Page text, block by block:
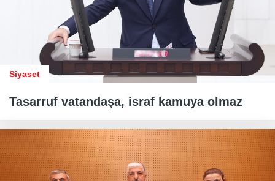
Siyaset
Tasarruf vatandaşa, israf kamuya olmaz